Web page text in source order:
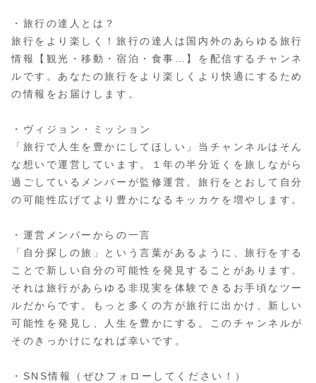
・旅行の達人とは？
旅行をより楽しく！旅行の達人は国内外のあらゆる旅行
情報【観光・移動・宿泊・食事…】を配信するチャンネ
ルです。あなたの旅行をより楽しくより快適にするため
の情報をお届けします。
・ヴィジョン・ミッション
「旅行で人生を豊かにしてほしい」当チャンネルはそん
な想いで運営しています。１年の半分近くを旅しながら
過ごしているメンバーが監修運営。旅行をとおして自分
の可能性広げてより豊かになるキッカケを増やします。
・運営メンバーからの一言
「自分探しの旅」という言葉があるように、旅行をする
ことで新しい自分の可能性を発見することがあります。
それは旅行があらゆる非現実を体験できるお手頃なツー
ルだからです。もっと多くの方が旅行に出かけ、新しい
可能性を発見し、人生を豊かにする。このチャンネルが
そのきっかけになれば幸いです。
・SNS情報（ぜひフォローしてください！）